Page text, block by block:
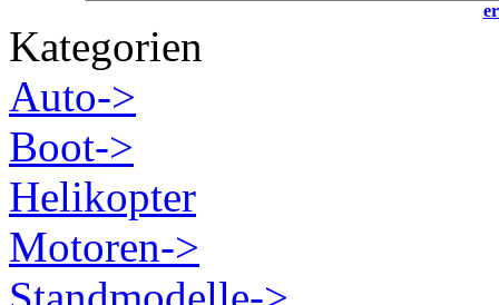
Kategorien
Auto->
Boot->
Helikopter
Motoren->